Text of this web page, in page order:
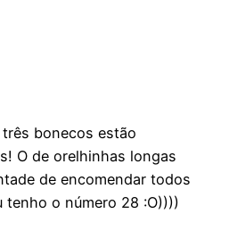
bonecos estão
O de orelhinhas longas
de encomendar todos
tenho o número 28 :O))))